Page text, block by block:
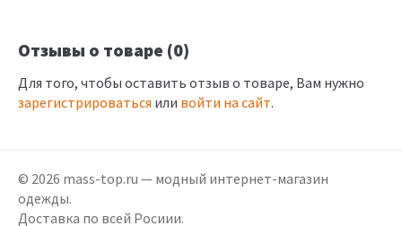
Отзывы о товаре (0)
Для того, чтобы оставить отзыв о товаре, Вам нужно
зарегистрироваться или войти на сайт.
© 2026 mass-top.ru — модный интернет-магазин
одежды.
Доставка по всей Росиии.